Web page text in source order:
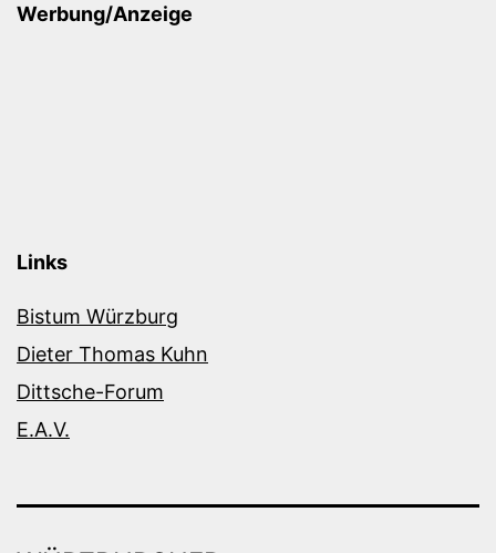
Werbung/Anzeige
Links
Bistum Würzburg
Dieter Thomas Kuhn
Dittsche-Forum
E.A.V.